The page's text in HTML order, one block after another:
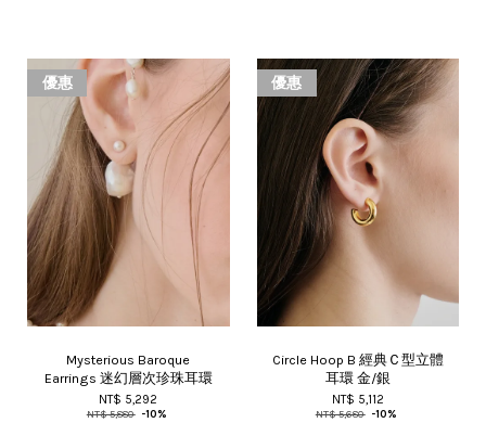
優惠
Mysterious Baroque
Earrings 迷幻層次珍珠耳環
NT$ 5,292
NT$ 5,880 -10%
優惠
Circle Hoop B 經典Ｃ型立體
耳環 金/銀
NT$ 5,112
NT$ 5,680 -10%